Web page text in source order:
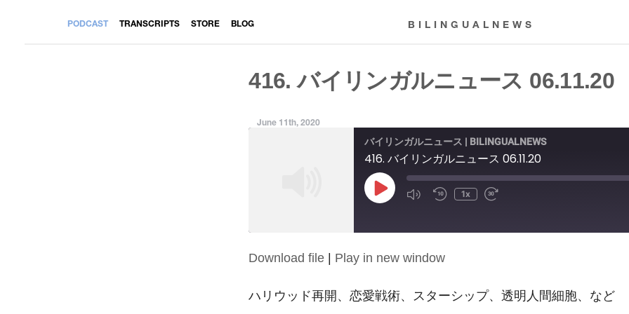
PODCAST TRANSCRIPTS STORE BLOG BILINGUALNEWS
416. バイリンガルニュース 06.11.20
June 11th, 2020
バイリンガルニュース | BILINGUALNEWS
416. バイリンガルニュース 06.11.20
Play
Episode
1x
SHARE
LINK
Download file | Play in new window
ハリウッド再開、恋愛戦術、スターシップ、透明人間細胞、など